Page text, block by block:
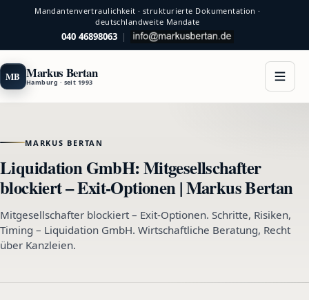
Mandantenvertraulichkeit · strukturierte Dokumentation ·
deutschlandweite Mandate
040 46898063 |
MB Markus Bertan
Hamburg · seit 1993
MARKUS BERTAN
Liquidation GmbH: Mitgesellschafter
blockiert – Exit-Optionen | Markus Bertan
Mitgesellschafter blockiert – Exit-Optionen. Schritte, Risiken,
Timing – Liquidation GmbH. Wirtschaftliche Beratung, Recht
über Kanzleien.